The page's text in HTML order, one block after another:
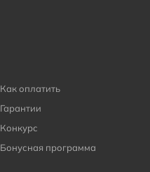
Как оплатить
Гарантии
Конкурс
Бонусная программа